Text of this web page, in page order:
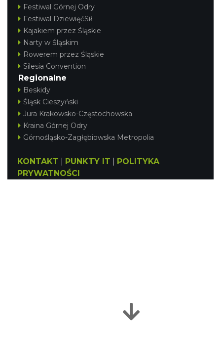
Festiwal Górnej Odry
Festiwal DziewięćSił
Kajakiem przez Śląskie
Narty w Śląskim
Rowerem przez Śląskie
Silesia Convention
Regionalne
Beskidy
Śląsk Cieszyński
Jura Krakowsko-Częstochowska
Kraina Górnej Odry
Górnośląsko-Zagłębiowska Metropolia
KONTAKT PUNKTY IT
POLITYKA
PRYWATNOŚCI